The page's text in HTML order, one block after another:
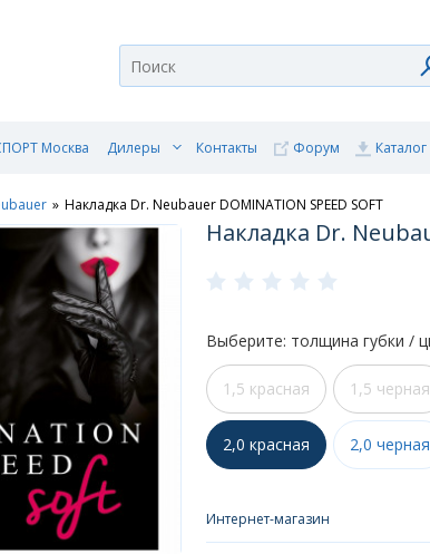
Москва Дилеры Контакты Форум Каталог
» Накладка Dr. Neubauer DOMINATION SPEED SOFT
Накладка Dr.
Выберите: толщина губки /
1,5 красная 1,5 черная
2,0 красная 2,0 черная
Интернет-магазин